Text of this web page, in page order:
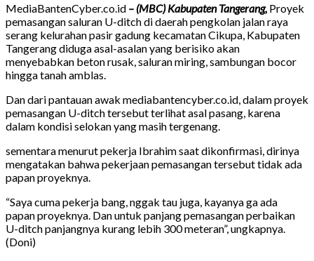
MediaBantenCyber.co.id – (MBC) Kabupaten Tangerang, Proyek
pemasangan saluran U-ditch di daerah pengkolan jalan raya
serang kelurahan pasir gadung kecamatan Cikupa, Kabupaten
Tangerang diduga asal-asalan yang berisiko akan
menyebabkan beton rusak, saluran miring, sambungan bocor
hingga tanah amblas.
Dan dari pantauan awak mediabantencyber.co.id, dalam proyek
pemasangan U-ditch tersebut terlihat asal pasang, karena
dalam kondisi selokan yang masih tergenang.
sementara menurut pekerja Ibrahim saat dikonfirmasi, dirinya
mengatakan bahwa pekerjaan pemasangan tersebut tidak ada
papan proyeknya.
“Saya cuma pekerja bang, nggak tau juga, kayanya ga ada
papan proyeknya. Dan untuk panjang pemasangan perbaikan
U-ditch panjangnya kurang lebih 300 meteran”, ungkapnya.
(Doni)